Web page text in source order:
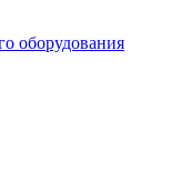
оборудования